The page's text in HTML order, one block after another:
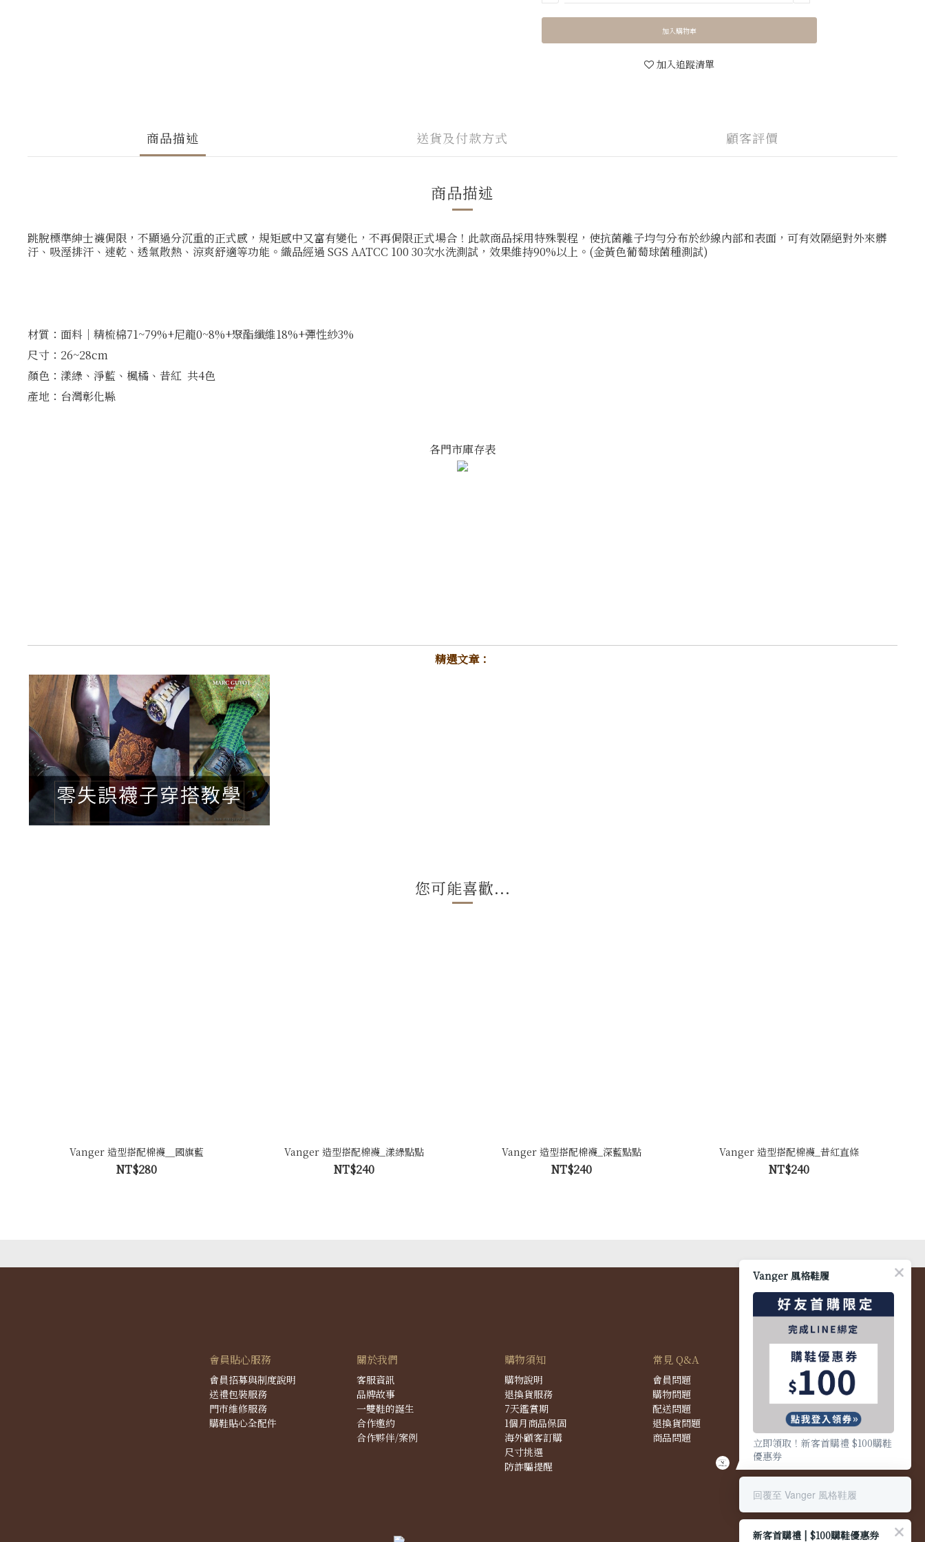
加入購物車
加入追蹤清單
商品描述 送貨及付款方式 顧客評價
商品描述
跳脫標準紳士襪侷限，不顯過分沉重的正式感，規矩感中又富有變化，不再侷限正式場合！此款商品採用特殊製程，使抗菌離子均勻分布於紗線內部和表面，可有效隔絕對外來髒
汙、吸溼排汗、速乾、透氣散熱、涼爽舒適等功能。織品經過 SGS AATCC 100 30次水洗測試，效果維持90%以上。(金黃色葡萄球菌種測試)
材質：面料│精梳棉71~79%+尼龍0~8%+聚酯纖維18%+彈性紗3%
尺寸：26~28cm
顏色：漾綠、淨藍、楓橘、昔紅 共4色
產地：台灣彰化縣
各門市庫存表
精選文章：
您可能喜歡...
Vanger 造型搭配棉襪＿國旗藍
NT$280
Vanger 造型搭配棉襪_漾綠點點
NT$240
Vanger 造型搭配棉襪_深藍點點
NT$240
Vanger 造型搭配棉襪_昔紅直條
NT$240
會員貼心服務
會員招募與制度說明
送禮包裝服務
門市維修服務
購鞋貼心全配件
關於我們
客服資訊
品牌故事
一雙鞋的誕生
合作邀約
合作夥伴/案例
購物須知
購物說明
退換貨服務
7天鑑賞期
1個月商品保固
海外顧客訂購
尺寸挑選
防詐騙提醒
常見 Q&A
會員問題
購物問題
配送問題
退換貨問題
商品問題
Vanger 風格鞋履
立即領取！新客首購禮 $100購鞋
優惠券
回覆至 Vanger 風格鞋履
新客首購禮 | $100購鞋優惠券